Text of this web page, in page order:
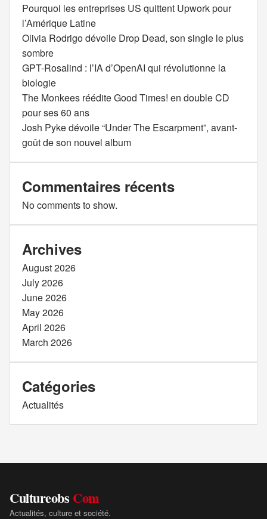
Pourquoi les entreprises US quittent Upwork pour
l’Amérique Latine
Olivia Rodrigo dévoile Drop Dead, son single le plus
sombre
GPT-Rosalind : l’IA d’OpenAI qui révolutionne la
biologie
The Monkees réédite Good Times! en double CD
pour ses 60 ans
Josh Pyke dévoile “Under The Escarpment”, avant-
goût de son nouvel album
Commentaires récents
No comments to show.
Archives
August 2026
July 2026
June 2026
May 2026
April 2026
March 2026
Catégories
Actualités
Cultureobs Com
Actualités, culture et société.